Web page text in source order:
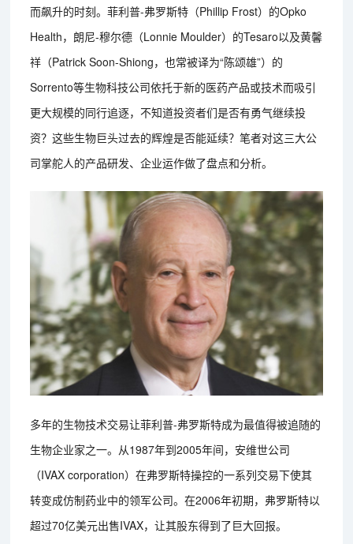
而飙升的时刻。菲利普-弗罗斯特（Phillip Frost）的Opko
Health，朗尼-穆尔德（Lonnie Moulder）的Tesaro以及黄馨
祥（Patrick Soon-Shiong，也常被译为“陈颂雄”）的
Sorrento等生物科技公司依托于新的医药产品或技术而吸引
更大规模的同行追逐，不知道投资者们是否有勇气继续投
资？这些生物巨头过去的辉煌是否能延续？笔者对这三大公
司掌舵人的产品研发、企业运作做了盘点和分析。
多年的生物技术交易让菲利普-弗罗斯特成为最值得被追随的
生物企业家之一。从1987年到2005年间，安维世公司
（IVAX corporation）在弗罗斯特操控的一系列交易下使其
转变成仿制药业中的领军公司。在2006年初期，弗罗斯特以
超过70亿美元出售IVAX，让其股东得到了巨大回报。